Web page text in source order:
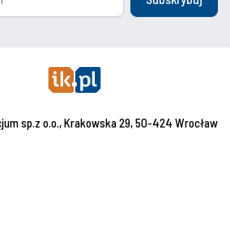
sp.z o.o., Krakowska 29, 50-424 Wrocław